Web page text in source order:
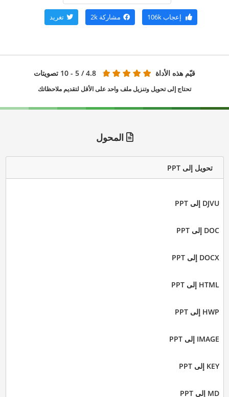
إعجاب106k مشاركة 2k تغريد
قيّم هذه الأداة 4.8 / 5 - 10 تصويتات
تحتاج إلى تحويل وتنزيل ملف واحد على الأقل لتقديم ملاحظاتك
المحول
تحويل إلى PPT
DJVU إلى PPT
DOC إلى PPT
DOCX إلى PPT
HTML إلى PPT
HWP إلى PPT
IMAGE إلى PPT
KEY إلى PPT
MD إلى PPT